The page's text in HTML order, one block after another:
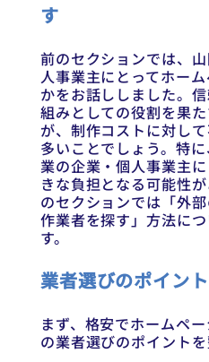
す
前のセクションでは、
人事業主にとってホー
かをお話ししました。
組みとしての役割を果
が、制作コストに対し
多いことでしょう。特
業の企業・個人事業主
きな負担となる可能性
のセクションでは「外
作業者を探す」方法に
す。
業者選びのポイント
まず、格安でホームペ
の業者選びのポイントを